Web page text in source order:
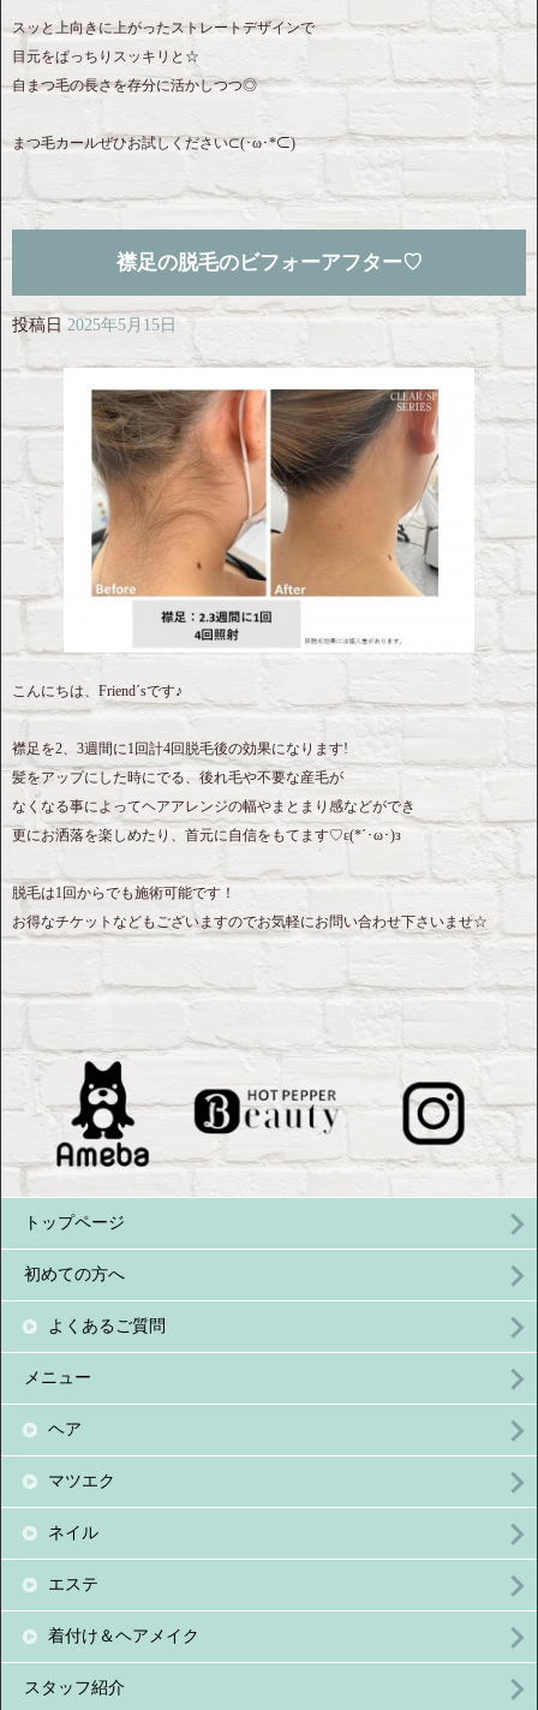
スッと上向きに上がったストレートデザインで
目元をぱっちりスッキリと☆
自まつ毛の長さを存分に活かしつつ◎
まつ毛カールぜひお試しください⊂(･ω･*⊂)
襟足の脱毛のビフォーアフター♡
投稿日 2025年5月15日
こんにちは、Friend´sです♪
襟足を2、3週間に1回計4回脱毛後の効果になります!
髪をアップにした時にでる、後れ毛や不要な産毛が
なくなる事によってヘアアレンジの幅やまとまり感などができ
更にお洒落を楽しめたり、首元に自信をもてます♡ε(*´･ω･)з
脱毛は1回からでも施術可能です！
お得なチケットなどもございますのでお気軽にお問い合わせ下さいませ☆
トップページ
初めての方へ
よくあるご質問
メニュー
ヘア
マツエク
ネイル
エステ
着付け＆ヘアメイク
スタッフ紹介